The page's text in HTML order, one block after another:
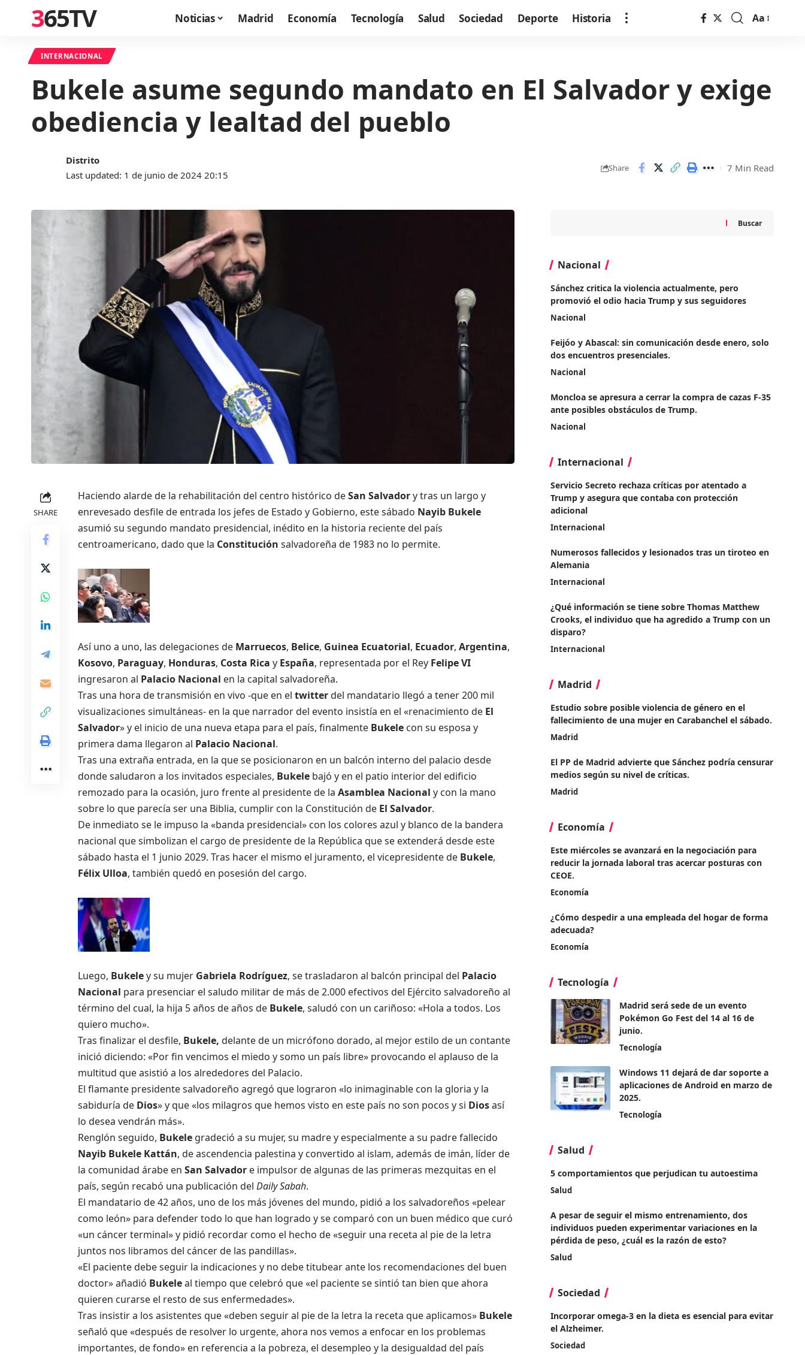
365TV Noticias Madrid Economía Tecnología Salud Sociedad Deporte Historia
Font
Aa
INTERNACIONAL
Bukele asume segundo mandato en El Salvador y exige
obediencia y lealtad del pueblo
Last updated: 1 de junio de 2024 20:15
Distrito
Share 7 Min Read
SHARE
Haciendo alarde de la rehabilitación del centro histórico deSan Salvadory tras un largo y
enrevesado desfile de entrada los jefes de Estado y Gobierno, este sábado Nayib Bukele
asumió su segundo mandato presidencial, inédito en la historia reciente del país
centroamericano, dado que la Constitución salvadoreña de 1983 no lo permite.
Así uno a uno, las delegaciones de Marruecos, Belice, Guinea Ecuatorial, Ecuador, Argentina,
Kosovo, Paraguay, Honduras, Costa Rica y España, representada por el Rey Felipe VI
ingresaron al Palacio Nacional en la capital salvadoreña.
Tras una hora de transmisión en vivo -que en el twitterdel mandatario llegó a tener 200 mil
visualizaciones simultáneas- en la que narrador del evento insistía en el «renacimiento de El
Salvador» y el inicio de una nueva etapa para el país, finalmente Bukele con su esposa y
primera dama llegaron al Palacio Nacional.
Tras una extraña entrada, en la que se posicionaron en un balcón interno del palacio desde
donde saludaron a los invitados especiales, Bukele bajó y en el patio interior del edificio
remozado para la ocasión, juro frente al presidente de la Asamblea Nacional y con la mano
sobre lo que parecía ser una Biblia, cumplir con la Constitución de El Salvador.
De inmediato se le impuso la «banda presidencial» con los colores azul y blanco de la bandera
nacional que simbolizan el cargo de presidente de la República que se extenderá desde este
sábado hasta el 1 junio 2029. Tras hacer el mismo el juramento, el vicepresidente de Bukele,
Félix Ulloa, también quedó en posesión del cargo.
Luego, Bukeley su mujer Gabriela Rodríguez, se trasladaron al balcón principal del Palacio
Nacional para presenciar el saludo militar de más de 2.000 efectivos del Ejército salvadoreño al
término del cual, la hija 5 años de años de Bukele, saludó con un cariñoso: «Hola a todos. Los
quiero mucho».
Tras finalizar el desfile, Bukele, delante de un micrófono dorado, al mejor estilo de un contante
inició diciendo: «Por fin vencimos el miedo y somo un país libre» provocando el aplauso de la
multitud que asistió a los alrededores del Palacio.
El flamante presidente salvadoreño agregó que lograron «lo inimaginable con la gloria y la
sabiduría de Dios» y que «los milagros que hemos visto en este país no son pocos y si Diosasí
lo desea vendrán más».
Renglón seguido, Bukele gradeció a su mujer, su madre y especialmente a su padre fallecido
Nayib Bukele Kattán, de ascendencia palestina y convertido al islam, además de imán, líder de
la comunidad árabe en San Salvador e impulsor de algunas de las primeras mezquitas en el
país, según recabó una publicación del Daily Sabah.
El mandatario de 42 años, uno de los más jóvenes del mundo, pidió a los salvadoreños «pelear
como león» para defender todo lo que han logrado y se comparó con un buen médico que curó
«un cáncer terminal» y pidió recordar como el hecho de «seguir una receta al pie de la letra
juntos nos libramos del cáncer de las pandillas».
«El paciente debe seguir la indicaciones y no debe titubear ante los recomendaciones del buen
doctor» añadió Bukeleal tiempo que celebró que «el paciente se sintió tan bien que ahora
quieren curarse el resto de sus enfermedades».
Tras insistir a los asistentes que «deben seguir al pie de la letra la receta que aplicamos» Bukele
señaló que «después de resolver lo urgente, ahora nos vemos a enfocar en los problemas
importantes, de fondo» en referencia a la pobreza, el desempleo y la desigualdad del país
Buscar
Nacional
Sánchez critica la violencia actualmente, pero
promovió el odio hacia Trump y sus seguidores
Nacional
Feijóo y Abascal: sin comunicación desde enero, solo
dos encuentros presenciales.
Nacional
Moncloa se apresura a cerrar la compra de cazas F-35
ante posibles obstáculos de Trump.
Nacional
Internacional
Servicio Secreto rechaza críticas por atentado a
Trump y asegura que contaba con protección
adicional
Internacional
Numerosos fallecidos y lesionados tras un tiroteo en
Alemania
Internacional
¿Qué información se tiene sobre Thomas Matthew
Crooks, el individuo que ha agredido a Trump con un
disparo?
Internacional
Madrid
Estudio sobre posible violencia de género en el
fallecimiento de una mujer en Carabanchel el sábado.
Madrid
El PP de Madrid advierte que Sánchez podría censurar
medios según su nivel de críticas.
Madrid
Economía
Este miércoles se avanzará en la negociación para
reducir la jornada laboral tras acercar posturas con
CEOE.
Economía
¿Cómo despedir a una empleada del hogar de forma
adecuada?
Economía
Tecnología
Madrid será sede de un evento
Pokémon Go Fest del 14 al 16 de
junio.
Tecnología
Windows 11 dejará de dar soporte a
aplicaciones de Android en marzo de
2025.
Tecnología
Salud
5 comportamientos que perjudican tu autoestima
Salud
A pesar de seguir el mismo entrenamiento, dos
individuos pueden experimentar variaciones en la
pérdida de peso, ¿cuál es la razón de esto?
Salud
Sociedad
Incorporar omega-3 en la dieta es esencial para evitar
el Alzheimer.
Sociedad